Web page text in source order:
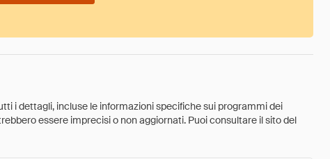
i dettagli, incluse le informazioni specifiche sui programmi dei
essere imprecisi o non aggiornati. Puoi consultare il sito del